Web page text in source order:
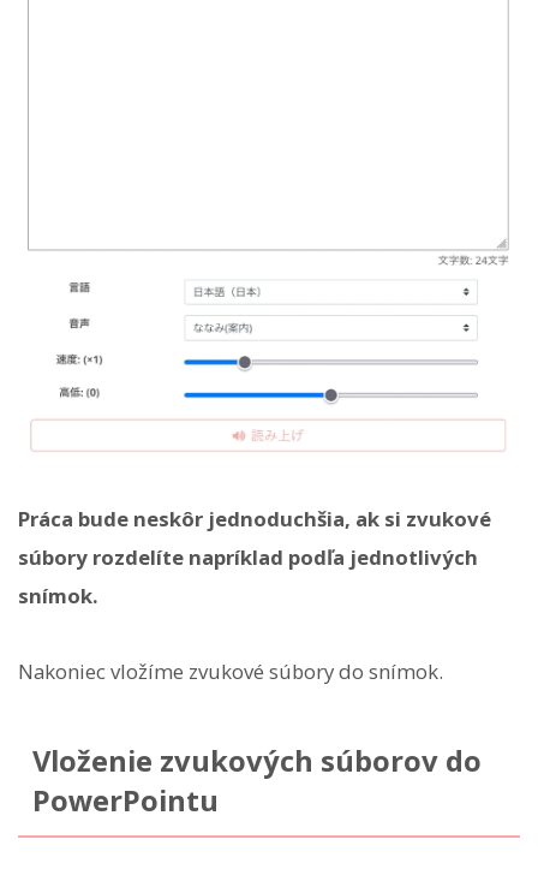
Práca bude neskôr jednoduchšia, ak si zvukové
súbory rozdelíte napríklad podľa jednotlivých
snímok.
Nakoniec vložíme zvukové súbory do snímok.
Vloženie zvukových súborov do
PowerPointu